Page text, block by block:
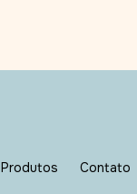
Produtos Contato